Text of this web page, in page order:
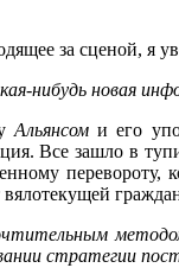
за сценой, я
нибудь новая
Альянсоми его
Все зашло в
стратегии